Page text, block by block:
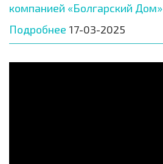
компанией «Болгарский Дом»
Подробнее 17-03-2025